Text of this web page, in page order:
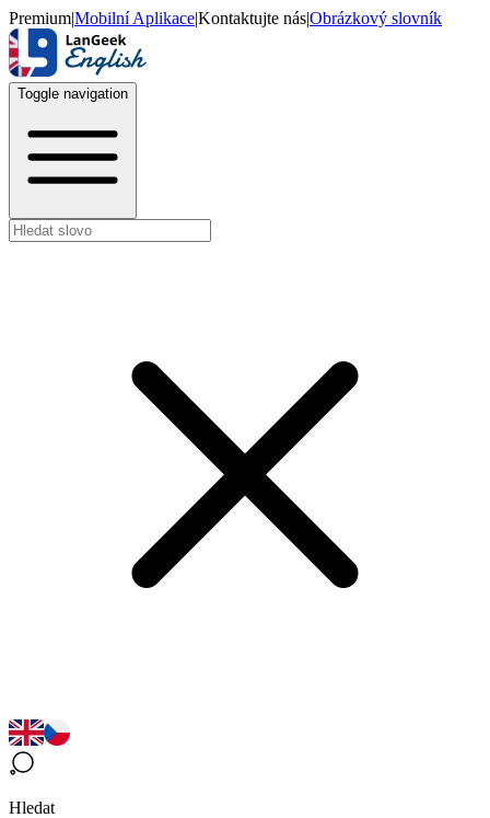
Premium|Mobilní Aplikace|Kontaktujte nás|Obrázkový slovník
Toggle navigation
Hledat